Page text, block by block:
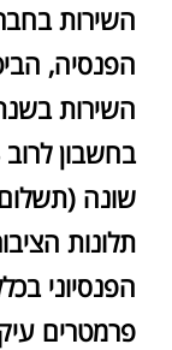
השירות
הפנסיה,
שונה
תלונות
פרמטרים